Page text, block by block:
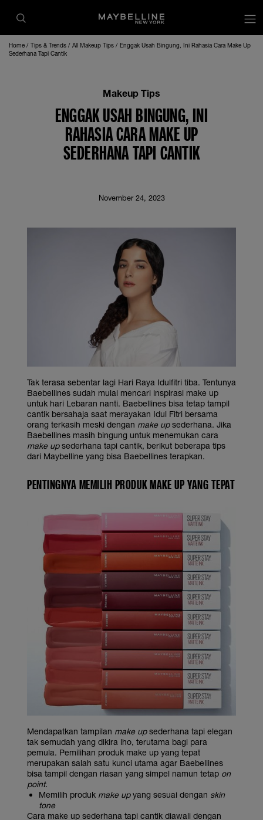
Home Tips & Trends All Makeup Tips
Enggak Usah Bingung, Ini Rahasia Cara Make Up
Sederhana Tapi Cantik
Makeup Tips
ENGGAK USAH BINGUNG, INI
RAHASIA CARA MAKE UP
SEDERHANA TAPI CANTIK
November 24, 2023
Tak terasa sebentar lagi Hari Raya Idulfitri tiba. Tentunya
Baebellines sudah mulai mencari inspirasi make up
untuk hari Lebaran nanti. Baebellines bisa tetap tampil
cantik bersahaja saat merayakan Idul Fitri bersama
orang terkasih meski dengan make upsederhana. Jika
Baebellines masih bingung untuk menemukan cara
make upsederhana tapi cantik, berikut beberapa tips
dari Maybelline yang bisa Baebellines terapkan.
PENTINGNYA MEMILIH PRODUK MAKE UP YANG TEPAT
Mendapatkan tampilan make upsederhana tapi elegan
tak semudah yang dikira lho, terutama bagi para
pemula. Pemilihan produk make up yang tepat
merupakan salah satu kunci utama agar Baebellines
bisa tampil dengan riasan yang simpel namun tetap on
point.
Memilih produk make upyang sesuai dengan skin
tone
Cara make up sederhana tapi cantik diawali dengan